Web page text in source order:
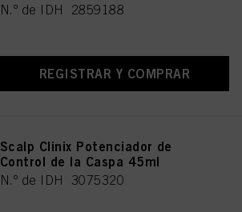
N.º de IDH 2859188
REGISTRAR Y COMPRAR
Scalp Clinix Potenciador de
Control de la Caspa 45ml
N.º de IDH 3075320